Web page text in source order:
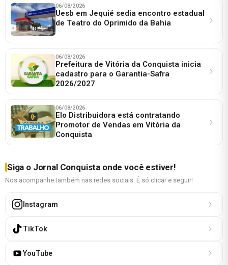
06/08/2026
Uesb em Jequié sedia encontro estadual
de Teatro do Oprimido da Bahia
06/08/2026
Prefeitura de Vitória da Conquista inicia
cadastro para o Garantia-Safra
2026/2027
06/08/2026
Elo Distribuidora está contratando
Promotor de Vendas em Vitória da
Conquista
Siga o Jornal Conquista onde você estiver!
Nos acompanhe também nas redes sociais. É só clicar e seguir!
Instagram
TikTok
YouTube